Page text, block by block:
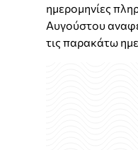
ημερομηνίες
Αυγούστου
τις παρακάτω